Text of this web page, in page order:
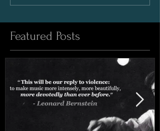
Featured Posts